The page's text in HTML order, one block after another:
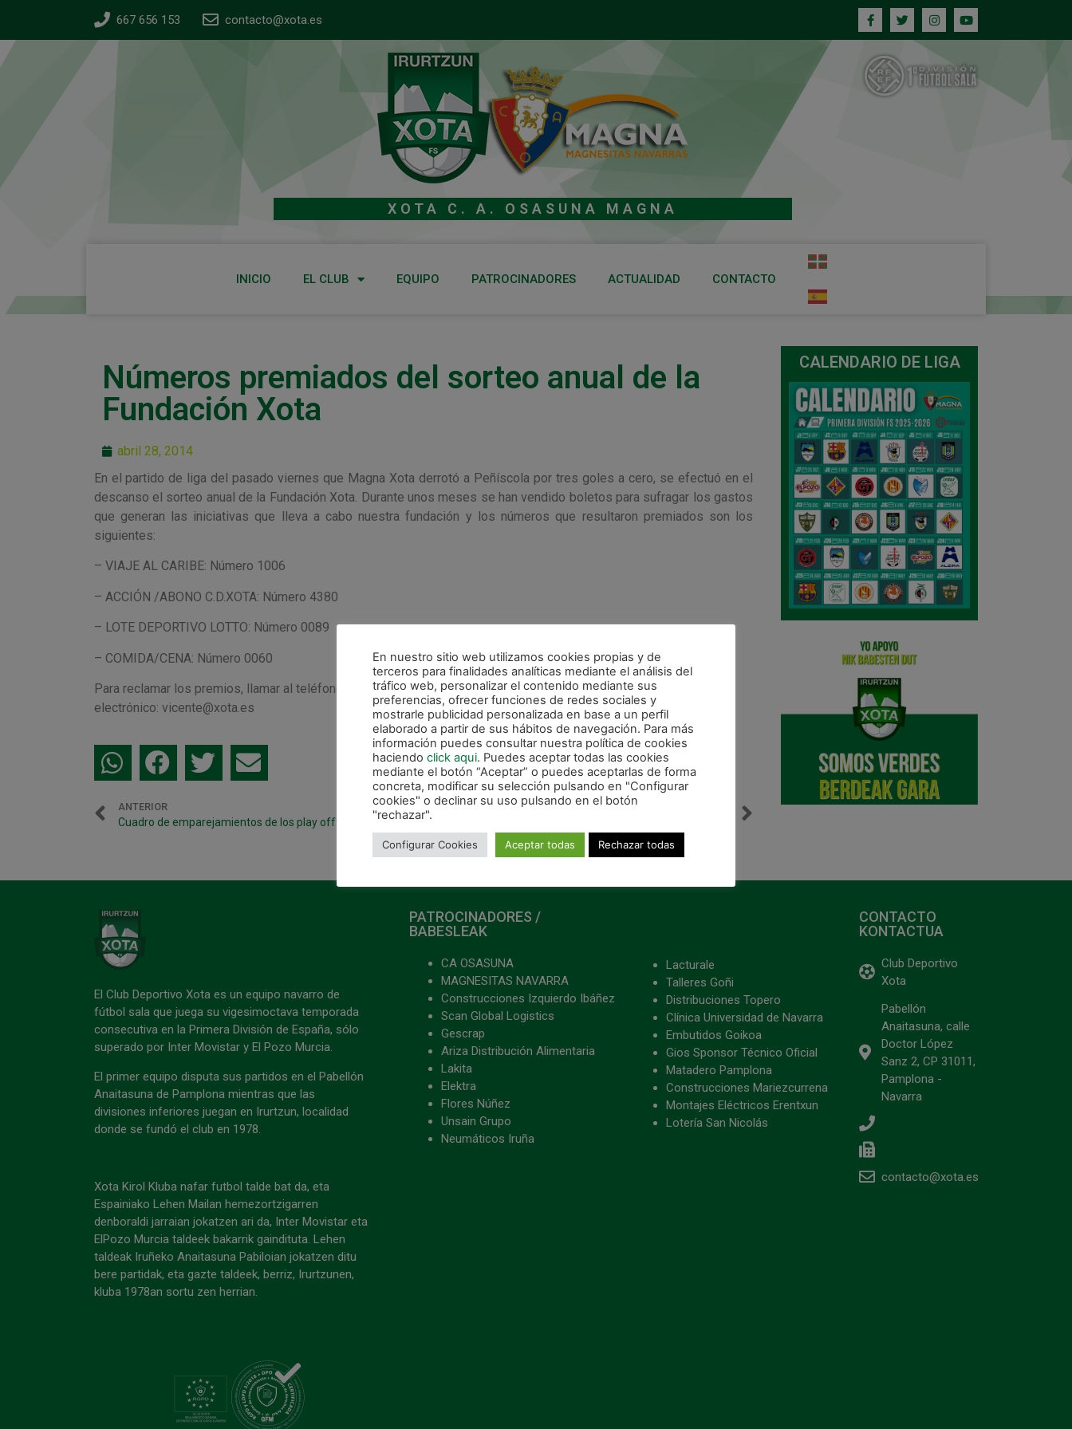
667 656 153 contacto@xota.es
XOTA C. A. OSASUNA MAGNA
INICIO EL CLUB EQUIPO PATROCINADORES ACTUALIDAD CONTACTO
Números premiados del sorteo anual de la
Fundación Xota
abril 28, 2014
En el partido de liga del pasado viernes que Magna Xota derrotó a Peñíscola por tres goles a cero, se efectuó en el
descanso el sorteo anual de la Fundación Xota. Durante unos meses se han vendido boletos para sufragar los gastos
que generan las iniciativas que lleva a cabo nuestra fundación y los números que resultaron premiados son los
siguientes:
– VIAJE AL CARIBE: Número 1006
– ACCIÓN /ABONO C.D.XOTA: Número 4380
– LOTE DEPORTIVO LOTTO: Número 0089
– COMIDA/CENA: Número 0060
Para reclamar los premios, llamar al teléfono 948-261557 o escribir un email a la siguiente dirección de correo
electrónico: vicente@xota.es
ANTERIOR
Cuadro de emparejamientos de los play off por el título de liga
CALENDARIO DE LIGA
El Club Deportivo Xota es un equipo navarro de
fútbol sala que juega su vigesimoctava temporada
consecutiva en la Primera División de España, sólo
superado por Inter Movistar y El Pozo Murcia.
El primer equipo disputa sus partidos en el Pabellón
Anaitasuna de Pamplona mientras que las
divisiones inferiores juegan en Irurtzun, localidad
donde se fundó el club en 1978.
Xota Kirol Kluba nafar futbol talde bat da, eta
Espainiako Lehen Mailan hemezortzigarren
denboraldi jarraian jokatzen ari da, Inter Movistar eta
ElPozo Murcia taldeek bakarrik gaindituta. Lehen
taldeak Iruñeko Anaitasuna Pabiloian jokatzen ditu
bere partidak, eta gazte taldeek, berriz, Irurtzunen,
kluba 1978an sortu zen herrian.
PATROCINADORES /
BABESLEAK
CA OSASUNA
MAGNESITAS NAVARRA
Construcciones Izquierdo Ibáñez
Scan Global Logistics
Gescrap
Ariza Distribución Alimentaria
Lakita
Elektra
Flores Núñez
Unsain Grupo
Neumáticos Iruña
Lacturale
Talleres Goñi
Distribuciones Topero
Clínica Universidad de Navarra
Embutidos Goikoa
Gios Sponsor Técnico Oficial
Matadero Pamplona
Construcciones Mariezcurrena
Montajes Eléctricos Erentxun
Lotería San Nicolás
CONTACTO
KONTACTUA
Club Deportivo
Xota
Pabellón
Anaitasuna, calle
Doctor López
Sanz 2, CP 31011,
Pamplona -
Navarra
contacto@xota.es
En nuestro sitio web utilizamos cookies propias y de
terceros para finalidades analíticas mediante el análisis del
tráfico web, personalizar el contenido mediante sus
preferencias, ofrecer funciones de redes sociales y
mostrarle publicidad personalizada en base a un perfil
elaborado a partir de sus hábitos de navegación. Para más
información puedes consultar nuestra política de cookies
haciendo click aqui. Puedes aceptar todas las cookies
mediante el botón “Aceptar” o puedes aceptarlas de forma
concreta, modificar su selección pulsando en "Configurar
cookies" o declinar su uso pulsando en el botón
"rechazar".
Configurar Cookies Aceptar todas Rechazar todas